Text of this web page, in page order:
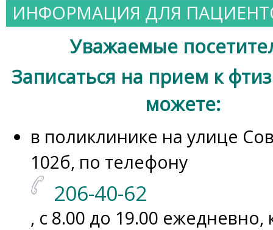
ИНФОРМАЦИЯ ДЛЯ
Уважаемые
Записаться на прием к
можете:
в поликлинике на улице
102б, по телефону
206-40-62
, с 8.00 до 19.00 ежедневно,